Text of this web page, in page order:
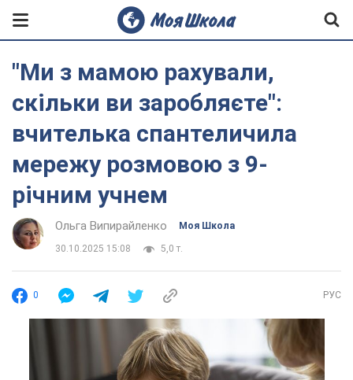
"Ми з мамою рахували,
скільки ви заробляєте":
вчителька спантеличила
мережу розмовою з 9-
річним учнем
Ольга Випирайленко Моя Школа
30.10.2025 15:08 5,0 т.
0 РУС